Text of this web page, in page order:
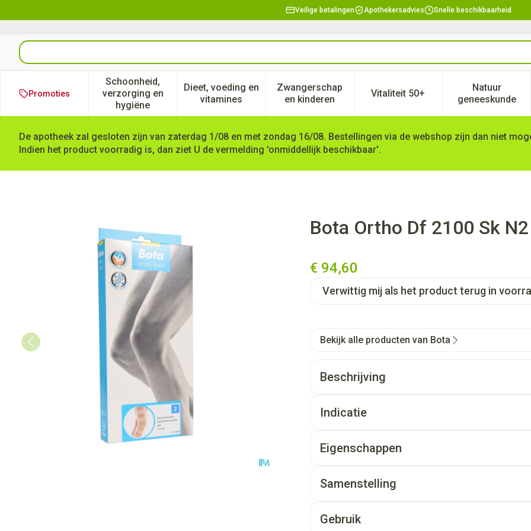
Veilige betalingen Apothekersadvies Snelle beschikbaarheid
Product, merk, categorie...
Promoties
Schoonheid,
verzorging en
hygiëne
Toon submenu voor Schoonheid, verzorging en hygiëne categorie
Dieet, voeding en
vitaminesToon submenu voor Dieet, voeding en vitamines categorie
Zwangerschap
en kinderenToon submenu voor Zwangerschap en kinderen
Vitaliteit 50+Toon submenu voor Vitaliteit
Natuur
geneeskunde
Toon
De apotheek zal gesloten zijn van zaterdag 1/08 en met zondag 16/08. Bestellingen via de webshop zijn dan niet
Indien het product voorradig is, dan ziet U de vermelding 'onmiddellijk beschikbaar'.
Bota Ortho Df 2100 Sk N2 Bota Ortho Df 2100 Sk N2
€ 94,60
Verwittig mij als het product terug in
Bekijk alle producten van Bota
Beschrijving
Indicatie
Eigenschappen
Samenstelling
Gebruik